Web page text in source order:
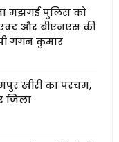
मझगई पुलिस को
एक्ट और बीएनएस की
गगन कुमार
खीरी का परचम,
जिला